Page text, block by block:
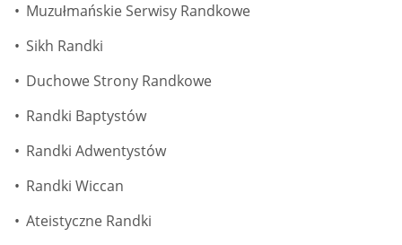
Muzułmańskie Serwisy Randkowe
Sikh Randki
Duchowe Strony Randkowe
Randki Baptystów
Randki Adwentystów
Randki Wiccan
Ateistyczne Randki